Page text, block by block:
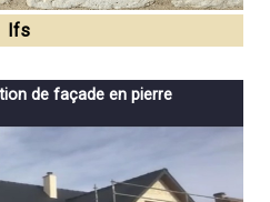
Ifs
de façade en pierre